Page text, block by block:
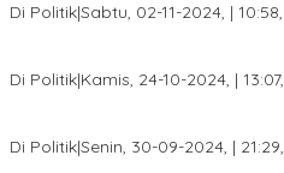
Di Politik|Sabtu, 02-11-2024, | 10:58,
Di Politik|Kamis, 24-10-2024, | 13:07,
Di Politik|Senin, 30-09-2024, | 21:29,